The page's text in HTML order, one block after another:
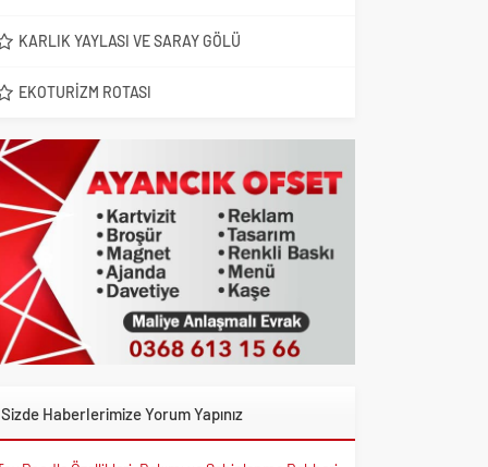
KARLIK YAYLASI VE SARAY GÖLÜ
EKOTURIZM ROTASI
Sizde Haberlerimize Yorum Yapınız